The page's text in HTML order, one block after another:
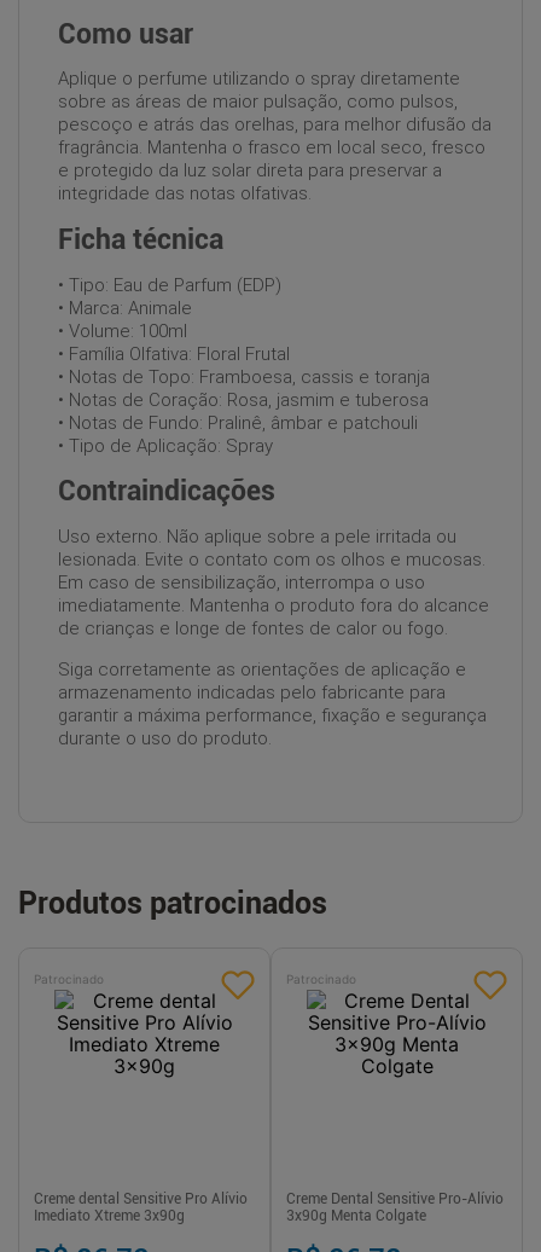
Como usar
Aplique o perfume utilizando o spray diretamente
sobre as áreas de maior pulsação, como pulsos,
pescoço e atrás das orelhas, para melhor difusão da
fragrância. Mantenha o frasco em local seco, fresco
e protegido da luz solar direta para preservar a
integridade das notas olfativas.
Ficha técnica
• Tipo: Eau de Parfum (EDP)
• Marca: Animale
• Volume: 100ml
• Família Olfativa: Floral Frutal
• Notas de Topo: Framboesa, cassis e toranja
• Notas de Coração: Rosa, jasmim e tuberosa
• Notas de Fundo: Pralinê, âmbar e patchouli
• Tipo de Aplicação: Spray
Contraindicações
Uso externo. Não aplique sobre a pele irritada ou
lesionada. Evite o contato com os olhos e mucosas.
Em caso de sensibilização, interrompa o uso
imediatamente. Mantenha o produto fora do alcance
de crianças e longe de fontes de calor ou fogo.
Siga corretamente as orientações de aplicação e
armazenamento indicadas pelo fabricante para
garantir a máxima performance, fixação e segurança
durante o uso do produto.
Produtos patrocinados
Patrocinado
Creme dental Sensitive Pro Alívio
Imediato Xtreme 3x90g
Patrocinado
Creme Dental Sensitive Pro-Alívio
3x90g Menta Colgate